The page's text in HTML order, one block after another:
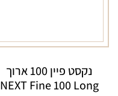
נקסט פיין 100 ארוך
NEXT Fine 100 Long